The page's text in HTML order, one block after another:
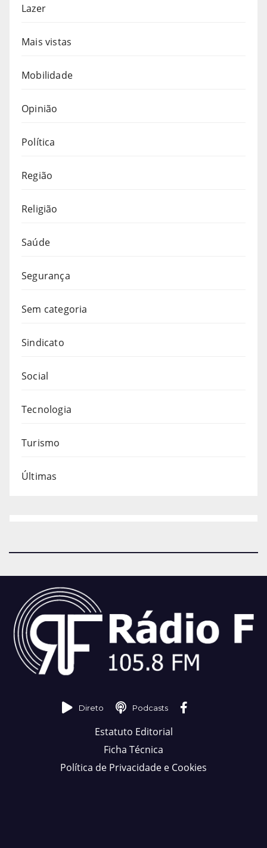
Lazer
Mais vistas
Mobilidade
Opinião
Política
Região
Religião
Saúde
Segurança
Sem categoria
Sindicato
Social
Tecnologia
Turismo
Últimas
Direto Podcasts
Estatuto Editorial
Ficha Técnica
Política de Privacidade e Cookies